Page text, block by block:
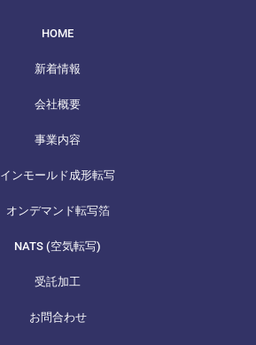
HOME
新着情報
会社概要
事業内容
インモールド成形転写
オンデマンド転写箔
NATS (空気転写)
受託加工
お問合わせ